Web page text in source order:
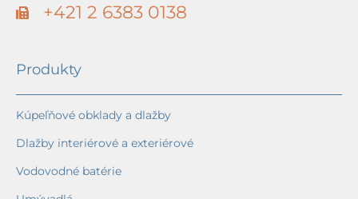
+421 2 6383 0138
Produkty
Kúpeľňové obklady a dlažby
Dlažby interiérové a exteriérové
Vodovodné batérie